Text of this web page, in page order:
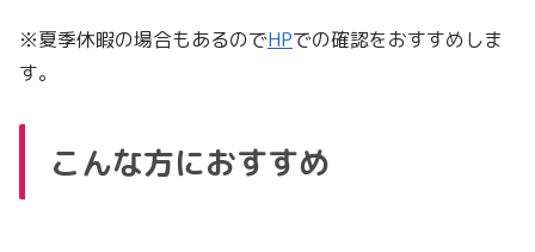
※夏季休暇の場合もあるのでHPでの確認をおすすめしま
す。
こんな方におすすめ